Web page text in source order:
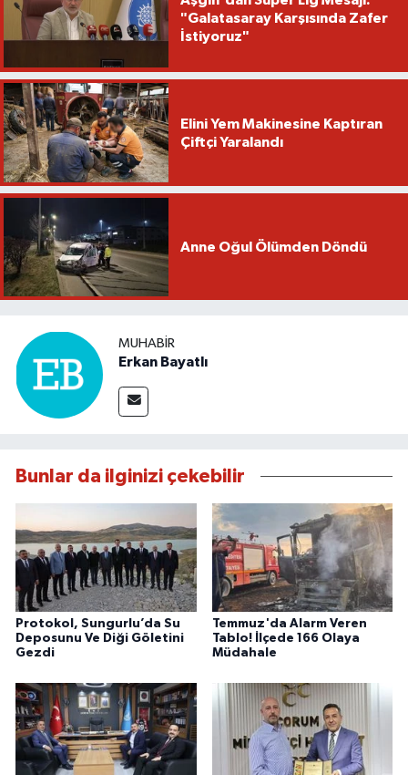
"Galatasaray Karşısında Zafer
İstiyoruz"
Elini Yem Makinesine Kaptıran
Çiftçi Yaralandı
Anne Oğul Ölümden Döndü
MUHABIR
Erkan Bayatlı
Bunlar da ilginizi çekebilir
Protokol, Sungurlu’da Su
Deposunu Ve Diği Göletini
Gezdi
Temmuz'da Alarm Veren
Tablo! İlçede 166 Olaya
Müdahale